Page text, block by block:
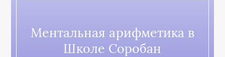
Ментальная арифметика в
Школе Соробан